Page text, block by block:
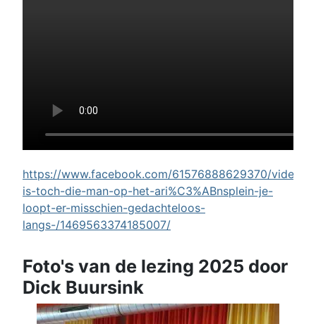
https://www.facebook.com/61576888629370/videos/
is-toch-die-man-op-het-ari%C3%ABnsplein-je-
loopt-er-misschien-gedachteloos-
langs-/1469563374185007/
Foto's van de lezing 2025 door
Dick Buursink